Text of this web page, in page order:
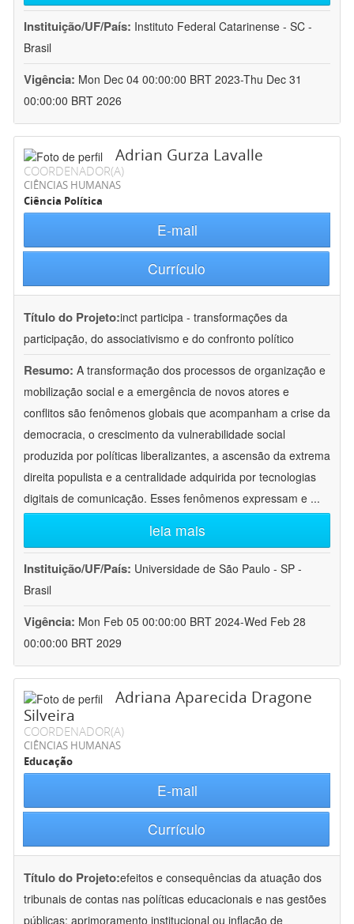
Instituição/UF/País: Instituto Federal Catarinense - SC -
Brasil
Vigência: Mon Dec 04 00:00:00 BRT 2023-Thu Dec 31
00:00:00 BRT 2026
Adrian Gurza Lavalle
COORDENADOR(A)
CIÊNCIAS HUMANAS
Ciência Política
E-mail
Currículo
Título do Projeto:inct participa - transformações da
participação, do associativismo e do confronto político
Resumo: A transformação dos processos de organização e
mobilização social e a emergência de novos atores e
conflitos são fenômenos globais que acompanham a crise da
democracia, o crescimento da vulnerabilidade social
produzida por políticas liberalizantes, a ascensão da extrema
direita populista e a centralidade adquirida por tecnologias
digitais de comunicação. Esses fenômenos expressam e ...
leia mais
Instituição/UF/País: Universidade de São Paulo - SP -
Brasil
Vigência: Mon Feb 05 00:00:00 BRT 2024-Wed Feb 28
00:00:00 BRT 2029
Adriana Aparecida Dragone
Silveira
COORDENADOR(A)
CIÊNCIAS HUMANAS
Educação
E-mail
Currículo
Título do Projeto:efeitos e consequências da atuação dos
tribunais de contas nas políticas educacionais e nas gestões
públicas: aprimoramento institucional ou inflação de